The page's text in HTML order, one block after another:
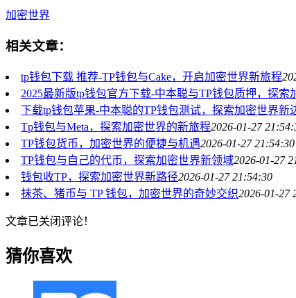
加密世界
相关文章：
tp钱包下载 推荐-TP钱包与Cake，开启加密世界新旅程
2025最新版tp钱包官方下载-中本聪与TP钱包质押，探索
下载tp钱包苹果-中本聪的TP钱包测试，探索加密世界新
Tp钱包与Meta，探索加密世界的新旅程2026-01-27
TP钱包货币，加密世界的便捷与机遇2026-01-27 21:54:30
TP钱包与自己的代币，探索加密世界新领域2026-01-27
钱包收TP，探索加密世界新路径2026-01-27 21:54:30
抹茶、猪币与 TP 钱包，加密世界的奇妙交织2026-01-27
文章已关闭评论！
猜你喜欢